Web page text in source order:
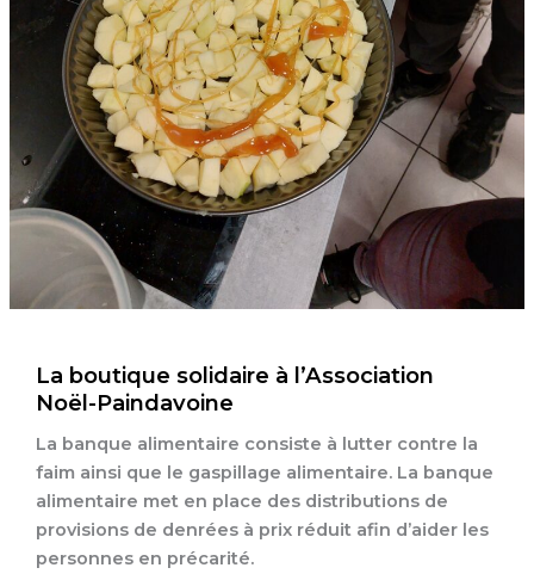
La boutique solidaire à l’Association
Noël-Paindavoine
La banque alimentaire consiste à lutter contre la
faim ainsi que le gaspillage alimentaire. La banque
alimentaire met en place des distributions de
provisions de denrées à prix réduit afin d’aider les
personnes en précarité.